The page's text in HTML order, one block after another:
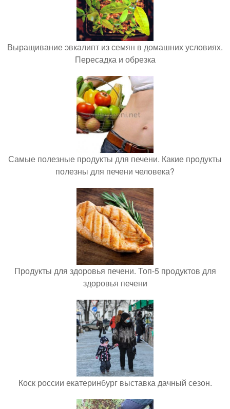
Выращивание эвкалипт из семян в домашних условиях.
Пересадка и обрезка
Самые полезные продукты для печени. Какие продукты
полезны для печени человека?
Продукты для здоровья печени. Топ-5 продуктов для
здоровья печени
Коск россии екатеринбург выставка дачный сезон.